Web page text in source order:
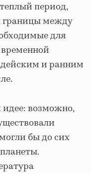
период,
границы между
для
и ранним
идее: возможно,
бы до сих